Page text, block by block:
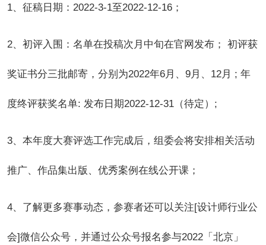
1、征稿日期：2022-3-1至2022-12-16；
2、初评入围：名单在投稿次月中旬在官网发布； 初评获
奖证书分三批邮寄，分别为2022年6月、9月、12月 ; 年
度终评获奖名单: 发布日期2022-12-31（待定）;
3、本年度大赛评选工作完成后，组委会将安排相关活动
推广、作品集出版、优秀案例在线公开课；
4、了解更多赛事动态，参赛者还可以关注[设计师行业公
会]微信公众号，并通过公众号报名参与2022「北京」